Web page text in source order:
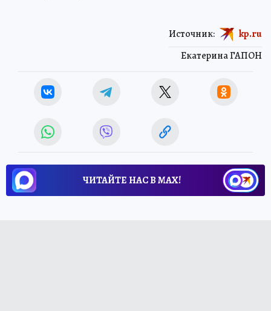
Екатерина ГАПОН
Источник: kp.ru
ЧИТАЙТЕ НАС В МАХ!